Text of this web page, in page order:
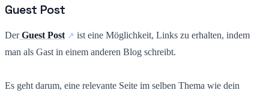
Guest Post
Der Guest Post
ist eine Möglichkeit, Links zu erhalten, indem
man als Gast in einem anderen Blog schreibt.
Es geht darum, eine relevante Seite im selben Thema wie dein